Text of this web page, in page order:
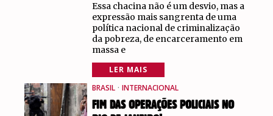
Essa chacina não é um desvio, mas a
expressão mais sangrenta de uma
política nacional de criminalização
da pobreza, de encarceramento em
massa e
LER MAIS
BRASIL · INTERNACIONAL
FIM DAS OPERAÇÕES POLICIAIS NO